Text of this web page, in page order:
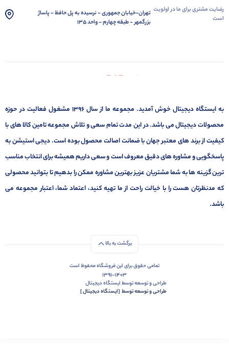
رضایت مشتری برای ما در اولویت
است
تهران-خیابان جمهوری - نرسیده به پل حافظ - پاساژ
بزرگمهر - طبقه چهارم - واحد 135
به ایستگاه دیجیتال خوش آمدید. مجموعه ما از سال 1396 مشغول فعالیت در حوزه
محصولات دیجیتال می باشد. در این مدت تمام سعی و تلاش مجموعه تامین کالا های با
کیفیت از برند های معتبر جهان با ضمانت اصالت محصول بوده است. دیجی استیشن به
پاسخگویی و مشاوره های دقیق معروف است و سعی داریم همیشه برای انتخاب مناسب
ترین گزینه ها به شما مشتریان عزیز بهترین مشاوره ممکن را بدهیم تا بتوانید محصولی
که مدنظرتان هست را با خیالت راحت از ما تهیه کنید، اعتماد شما، اعتبار مجموعه می
باشد.
برگشت به بالا
تمامی حقوق برای این فروشگاه محفوظ است
1391-1403
طراحی و توسعه توسط ایستگاه دیجیتال
طراحی و توسعه توسط‌ ‌ ‌[ایستگاه دیجیتال ]